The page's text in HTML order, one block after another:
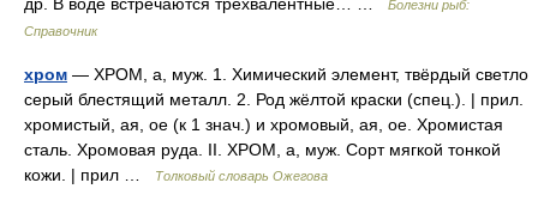
Болезни рыб:
Справочник
хром — ХРОМ, а, муж. 1. Химический элемент, твёрдый светло
серый блестящий металл. 2. Род жёлтой краски (спец.). | прил.
хромистый, ая, ое (к 1 знач.) и хромовый, ая, ое. Хромистая
сталь. Хромовая руда. II. ХРОМ, а, муж. Сорт мягкой тонкой
кожи. | прил …
Толковый словарь Ожегова